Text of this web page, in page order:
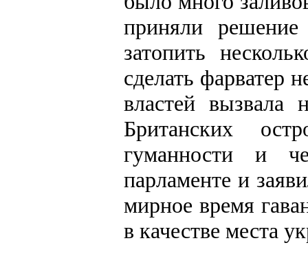
приняли
затопить
сделать фарватер
властей вызвала
Британских
гуманности и
парламенте и
мирное время
в качестве места